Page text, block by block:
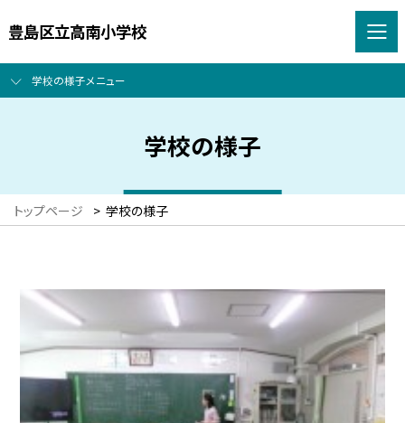
豊島区立高南小学校
学校の様子メニュー
学校の様子
トップページ > 学校の様子